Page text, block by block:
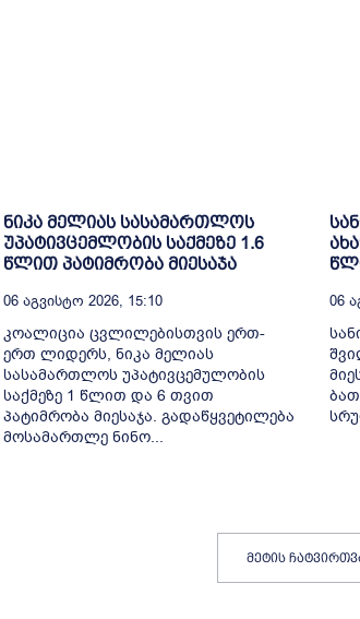
ნიკა მელიას სასამართლოს
უპატივცემლობის საქმეზე 1.6
წლით პატიმრობა მიესაჯა
06 Აგვისტო 2026, 15:10
კოალიცია ცვლილებისთვის ერთ-
ერთ ლიდერს, ნიკა მელიას
სასამართლოს უპატივცემულობის
საქმეზე 1 წლით და 6 თვით
პატიმრობა მიესაჯა. გადაწყვეტილება
მოსამართლე ნინო...
06
მეტის